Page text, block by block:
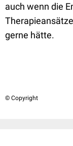
auch wenn die
gerne hätte.
© Copyright